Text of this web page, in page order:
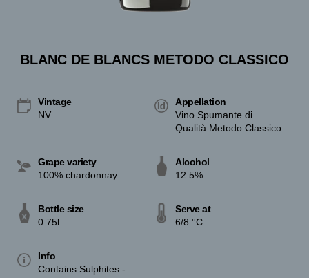
BLANC DE BLANCS METODO CLASSICO
Vintage
NV
Appellation
Vino Spumante di
Qualità Metodo Classico
Grape variety
100% chardonnay
Alcohol
12.5%
Bottle size
0.75l
Serve at
6/8 °C
Info
Contains Sulphites -